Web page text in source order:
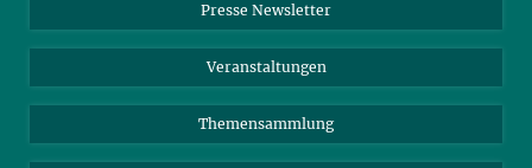
TikTok
YouTube
Presse Newsletter
Veranstaltungen
Themensammlung